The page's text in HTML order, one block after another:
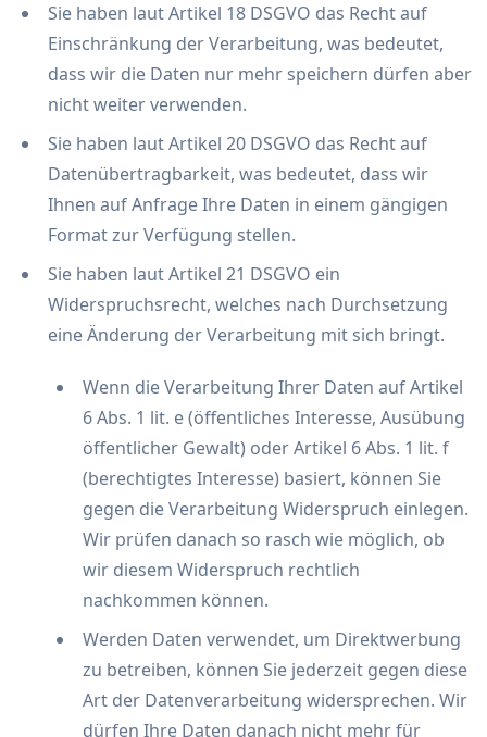
Sie haben laut Artikel 18 DSGVO das Recht auf
Einschränkung der Verarbeitung, was bedeutet,
dass wir die Daten nur mehr speichern dürfen aber
nicht weiter verwenden.
Sie haben laut Artikel 20 DSGVO das Recht auf
Datenübertragbarkeit, was bedeutet, dass wir
Ihnen auf Anfrage Ihre Daten in einem gängigen
Format zur Verfügung stellen.
Sie haben laut Artikel 21 DSGVO ein
Widerspruchsrecht, welches nach Durchsetzung
eine Änderung der Verarbeitung mit sich bringt.
Wenn die Verarbeitung Ihrer Daten auf Artikel
6 Abs. 1 lit. e (öffentliches Interesse, Ausübung
öffentlicher Gewalt) oder Artikel 6 Abs. 1 lit. f
(berechtigtes Interesse) basiert, können Sie
gegen die Verarbeitung Widerspruch einlegen.
Wir prüfen danach so rasch wie möglich, ob
wir diesem Widerspruch rechtlich
nachkommen können.
Werden Daten verwendet, um Direktwerbung
zu betreiben, können Sie jederzeit gegen diese
Art der Datenverarbeitung widersprechen. Wir
dürfen Ihre Daten danach nicht mehr für